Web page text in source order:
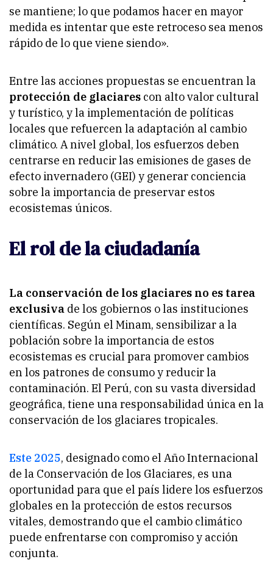
se mantiene; lo que podamos hacer en mayor
medida es intentar que este retroceso sea menos
rápido de lo que viene siendo».
Entre las acciones propuestas se encuentran la
protección de glaciares con alto valor cultural
y turístico, y la implementación de políticas
locales que refuercen la adaptación al cambio
climático. A nivel global, los esfuerzos deben
centrarse en reducir las emisiones de gases de
efecto invernadero (GEI) y generar conciencia
sobre la importancia de preservar estos
ecosistemas únicos.
El rol de la ciudadanía
La conservación de los glaciares no es tarea
exclusiva de los gobiernos o las instituciones
científicas. Según el Minam, sensibilizar a la
población sobre la importancia de estos
ecosistemas es crucial para promover cambios
en los patrones de consumo y reducir la
contaminación. El Perú, con su vasta diversidad
geográfica, tiene una responsabilidad única en la
conservación de los glaciares tropicales.
Este 2025, designado como el Año Internacional
de la Conservación de los Glaciares, es una
oportunidad para que el país lidere los esfuerzos
globales en la protección de estos recursos
vitales, demostrando que el cambio climático
puede enfrentarse con compromiso y acción
conjunta.